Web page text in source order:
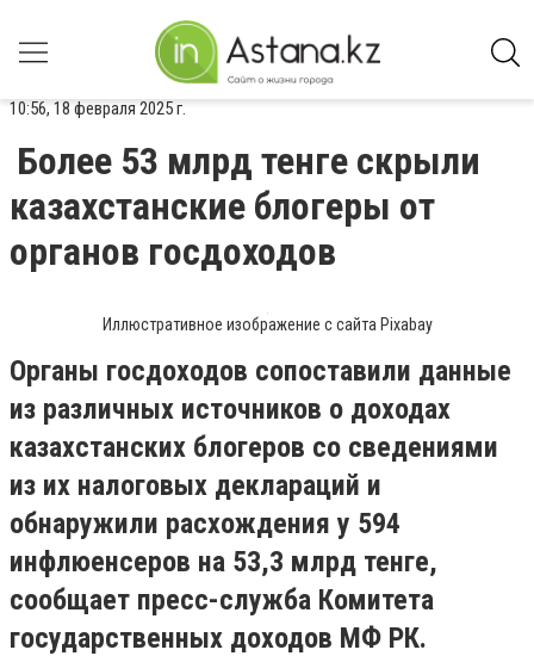
10:56, 18 февраля 2025 г.
Более 53 млрд тенге скрыли
казахстанские блогеры от
органов госдоходов
Иллюстративное изображение с сайта Pixabay
Органы госдоходов сопоставили данные
из различных источников о доходах
казахстанских блогеров со сведениями
из их налоговых деклараций и
обнаружили расхождения у 594
инфлюенсеров на 53,3 млрд тенге,
сообщает пресс-служба Комитета
государственных доходов МФ РК.